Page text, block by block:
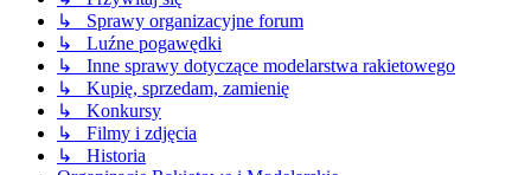
↳ Sprawy organizacyjne forum
↳ Luźne pogawędki
↳ Inne sprawy dotyczące modelarstwa rakietowego
↳ Kupię, sprzedam, zamienię
↳ Konkursy
↳ Filmy i zdjęcia
↳ Historia